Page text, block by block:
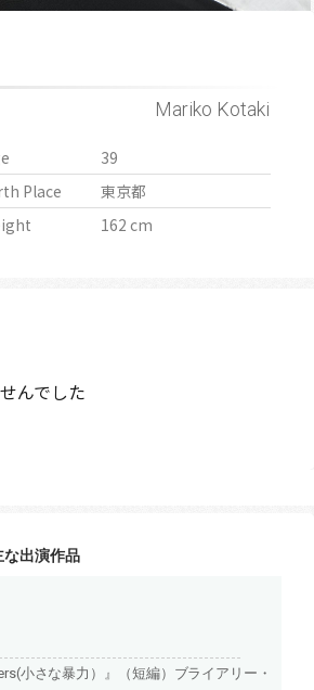
Mariko Kotaki
39
Place
東京都
162 cm
んでした
出演作品
小さな暴力）』（短編）ブライアリー・